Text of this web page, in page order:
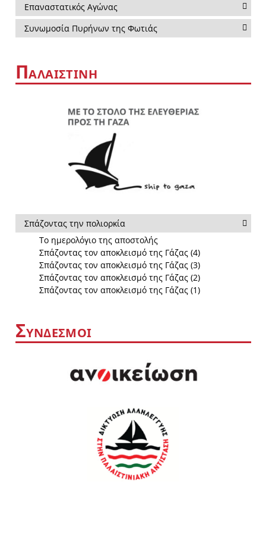
Επαναστατικός Αγώνας
Συνωμοσία Πυρήνων της Φωτιάς
ΠΑΛΑΙΣΤΙΝΗ
Σπάζοντας την πολιορκία
Το ημερολόγιο της αποστολής
Σπάζοντας τον αποκλεισμό της Γάζας (4)
Σπάζοντας τον αποκλεισμό της Γάζας (3)
Σπάζοντας τον αποκλεισμό της Γάζας (2)
Σπάζοντας τον αποκλεισμό της Γάζας (1)
ΣΥΝΔΕΣΜΟΙ